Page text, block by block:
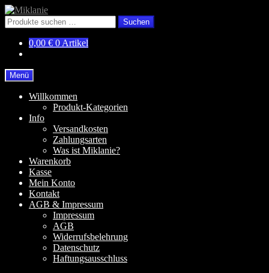
Zur
Navigation
springen
Zum
Inhalt
springen
Suchen
nach:
Suchen
0,00 € 0 Artikel
Menü
Willkommen
Produkt-Kategorien
Info
Versandkosten
Zahlungsarten
Was ist Miklanie?
Warenkorb
Kasse
Mein Konto
Kontakt
AGB & Impressum
Impressum
AGB
Widerrufsbelehrung
Datenschutz
Haftungsausschluss